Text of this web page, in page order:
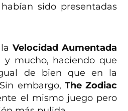
sido presentadas
Velocidad Aumentada
y mucho, haciendo que
de bien que en la
embargo, The Zodiac
el mismo juego pero